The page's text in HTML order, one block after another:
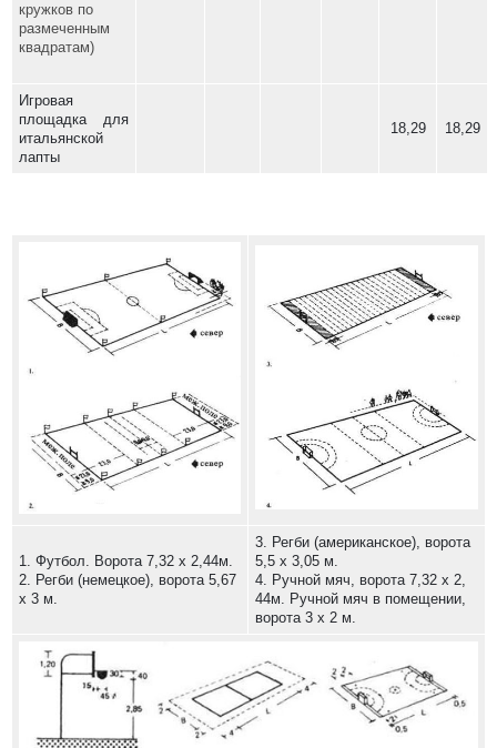
кружков по
размеченным
квадратам)
Игровая
площадка для
итальянской
лапты
18,29 18,29
1. Футбол. Ворота 7,32 х 2,44м.
2. Регби (немецкое), ворота 5,67
х 3 м.
3. Регби (американское), ворота
5,5 х 3,05 м.
4. Ручной мяч, ворота 7,32 х 2,
44м. Ручной мяч в помещении,
ворота 3 х 2 м.